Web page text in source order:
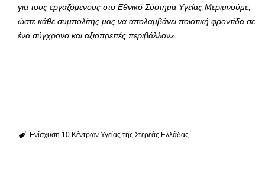
για τους εργαζόμενους στο Εθνικό Σύστημα Υγείας.Μεριμνούμε,
ώστε κάθε συμπολίτης μας να απολαμβάνει ποιοτική φροντίδα σε
ένα σύγχρονο και αξιοπρεπές περιβάλλον».
Ενίσχυση 10 Κέντρων Υγείας της Στερεάς Ελλάδας